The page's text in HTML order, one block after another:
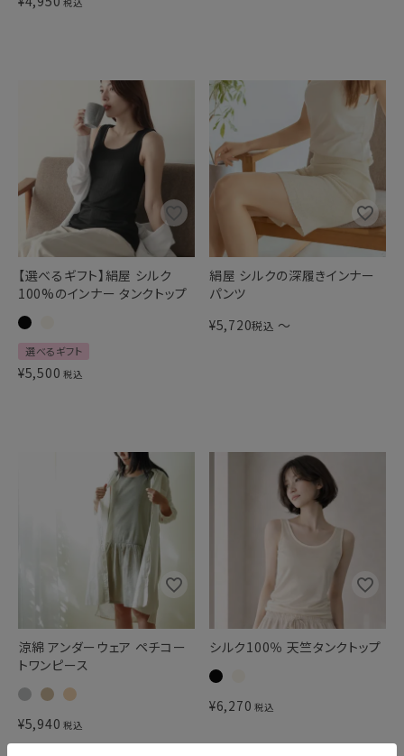
【選べるギフト】絹屋 シルク
100%のインナー タンクトップ
選べるギフト
¥5,500 税込
絹屋 シルクの深履きインナー
パンツ
¥5,720税込 〜
涼綿 アンダーウェア ペチコー
トワンピース
¥5,940 税込
シルク100％ 天竺タンクトップ
¥6,270 税込